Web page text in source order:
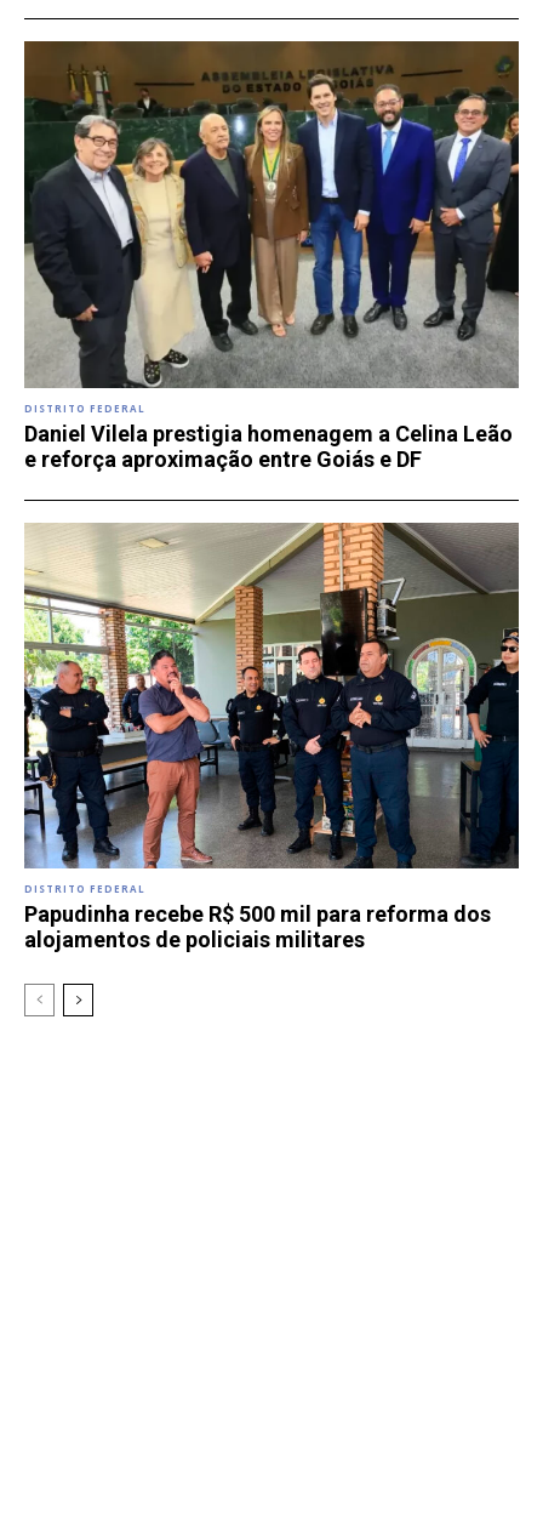
DISTRITO FEDERAL
Daniel Vilela prestigia homenagem a Celina Leão
e reforça aproximação entre Goiás e DF
DISTRITO FEDERAL
Papudinha recebe R$ 500 mil para reforma dos
alojamentos de policiais militares